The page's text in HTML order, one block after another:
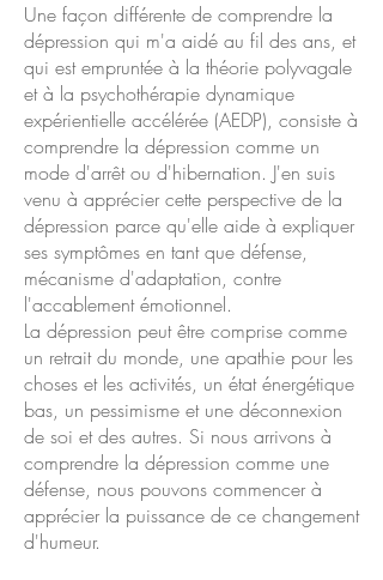
Une façon différente de comprendre la
dépression qui m'a aidé au fil des ans, et
qui est empruntée à la théorie polyvagale
et à la psychothérapie dynamique
expérientielle accélérée (AEDP), consiste à
comprendre la dépression comme un
mode d'arrêt ou d'hibernation. J'en suis
venu à apprécier cette perspective de la
dépression parce qu'elle aide à expliquer
ses symptômes en tant que défense,
mécanisme d'adaptation, contre
l'accablement émotionnel.
La dépression peut être comprise comme
un retrait du monde, une apathie pour les
choses et les activités, un état énergétique
bas, un pessimisme et une déconnexion
de soi et des autres. Si nous arrivons à
comprendre la dépression comme une
défense, nous pouvons commencer à
apprécier la puissance de ce changement
d'humeur.